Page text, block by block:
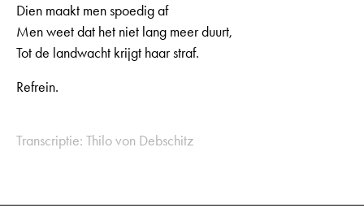
Dien maakt men spoedig af
Men weet dat het niet lang meer duurt,
Tot de landwacht krijgt haar straf.
Refrein.
Transcriptie: Thilo von Debschitz